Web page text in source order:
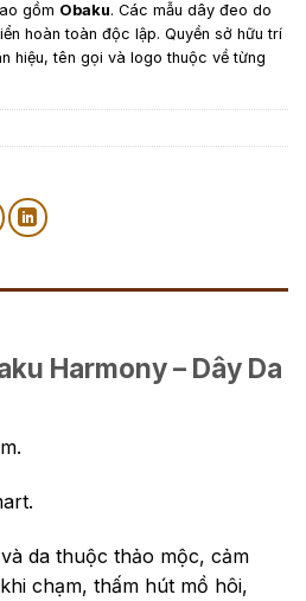
gồm Obaku. Các mẫu dây đeo do
hoàn toàn độc lập. Quyền sở hữu trí
hiệu, tên gọi và logo thuộc về từng
Harmony – Dây Da
da thuộc thảo mộc, cảm
chạm, thấm hút mồ hôi,